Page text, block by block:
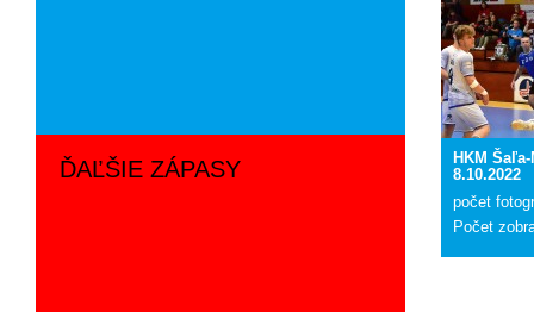
HKM
8.10.2022
počet
Počet
ĎAĽŠIE ZÁPASY